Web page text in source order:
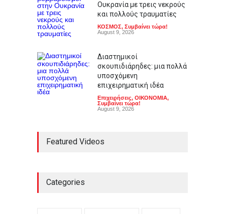
Ουκρανία με τρεις νεκρούς
και πολλούς τραυματίες
ΚΟΣΜΟΣ, Συμβαίνει τώρα!
August 9, 2026
Διαστημικοί
σκουπιδιάρηδες: μια πολλά
υποσχόμενη
επιχειρηματική ιδέα
Επιχειρήσεις, ΟΙΚΟΝΟΜΙΑ,
Συμβαίνει τώρα!
August 9, 2026
Featured Videos
Categories